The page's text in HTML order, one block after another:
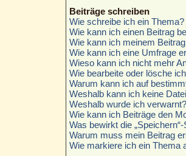
Beiträge schreiben
Wie schreibe ich ein Thema?
Wie kann ich einen Beitrag
Wie kann ich meinem
Wie kann ich eine Umfrage
Wieso kann ich nicht mehr
Wie bearbeite oder lösche
Warum kann ich auf
Weshalb kann ich keine
Weshalb wurde ich verwarnt?
Wie kann ich Beiträge den
Was bewirkt die
Warum muss mein Beitrag
Wie markiere ich ein Thema